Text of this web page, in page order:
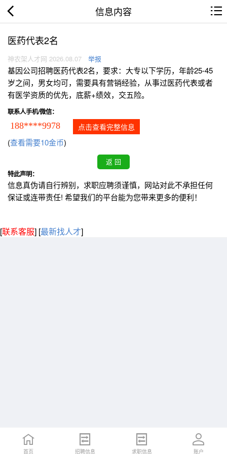
信息内容
医药代表2名
神农架人才网 2026.08.07 举报
基因公司招聘医药代表2名，要求：大专以下学历，年龄25-45
岁之间，男女均可，需要具有营销经验，从事过医药代表或者
有医学资质的优先，底薪+绩效，交五险。
联系人手机/微信：
188****9978 点击查看完整信息
(查看需要10金币)
特此声明：
信息真伪请自行辨别，求职应聘须谨慎，网站对此不承担任何
保证或连带责任! 希望我们的平台能为您带来更多的便利！
[联系客服] [最新找人才]
首页 招聘信息 求职信息 账户